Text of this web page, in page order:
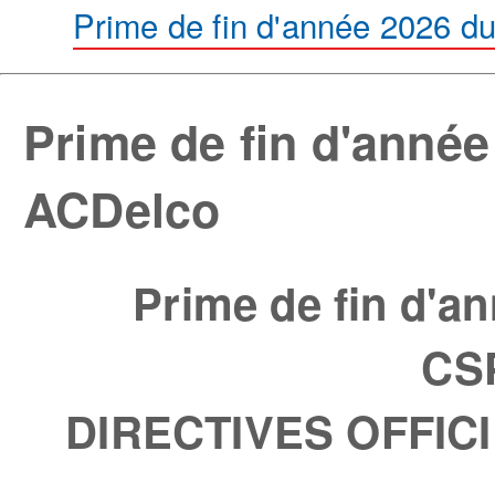
Prime de fin d'année 2026
Prime de fin
ACDelco
Prime de fin
DIRECTIVES